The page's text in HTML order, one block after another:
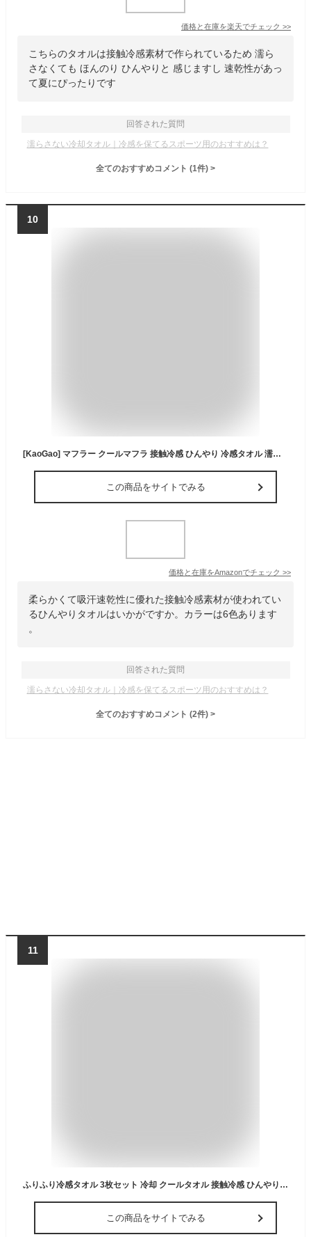
価格と在庫を楽天でチェック >>
こちらのタオルは接触冷感素材で作られているため 濡ら
さなくても ほんのり ひんやりと 感じますし 速乾性があっ
て夏にぴったりです
回答された質問
濡らさない冷却タオル｜冷感を保てるスポーツ用のおすすめは？
全てのおすすめコメント (1件) >
10
[KaoGao] マフラー クールマフラ 接触冷感 ひんやり 冷感タオル 濡らさない タオル ストール 日焼け対策 首 冷やす 清涼グッズ 酷暑対策 冷感スカーフ ネッククーラー 熱中症対策 マフラータオル 夏用-カラー4||冷感マフラー
この商品をサイトでみる
価格と在庫をAmazonでチェック >>
柔らかくて吸汗速乾性に優れた接触冷感素材が使われてい
るひんやりタオルはいかがですか。カラーは6色あります
。
回答された質問
濡らさない冷却タオル｜冷感を保てるスポーツ用のおすすめは？
全てのおすすめコメント (2件) >
11
ふりふり冷感タオル 3枚セット 冷却 クールタオル 接触冷感 ひんやり 暑さ対策グッズ 熱中症対策グッズ 日焼け対策 UVカット | 農作業 登山 運動 部活 通勤 防災 100cm×30cm | B1164#2 ミストブルーセット
この商品をサイトでみる